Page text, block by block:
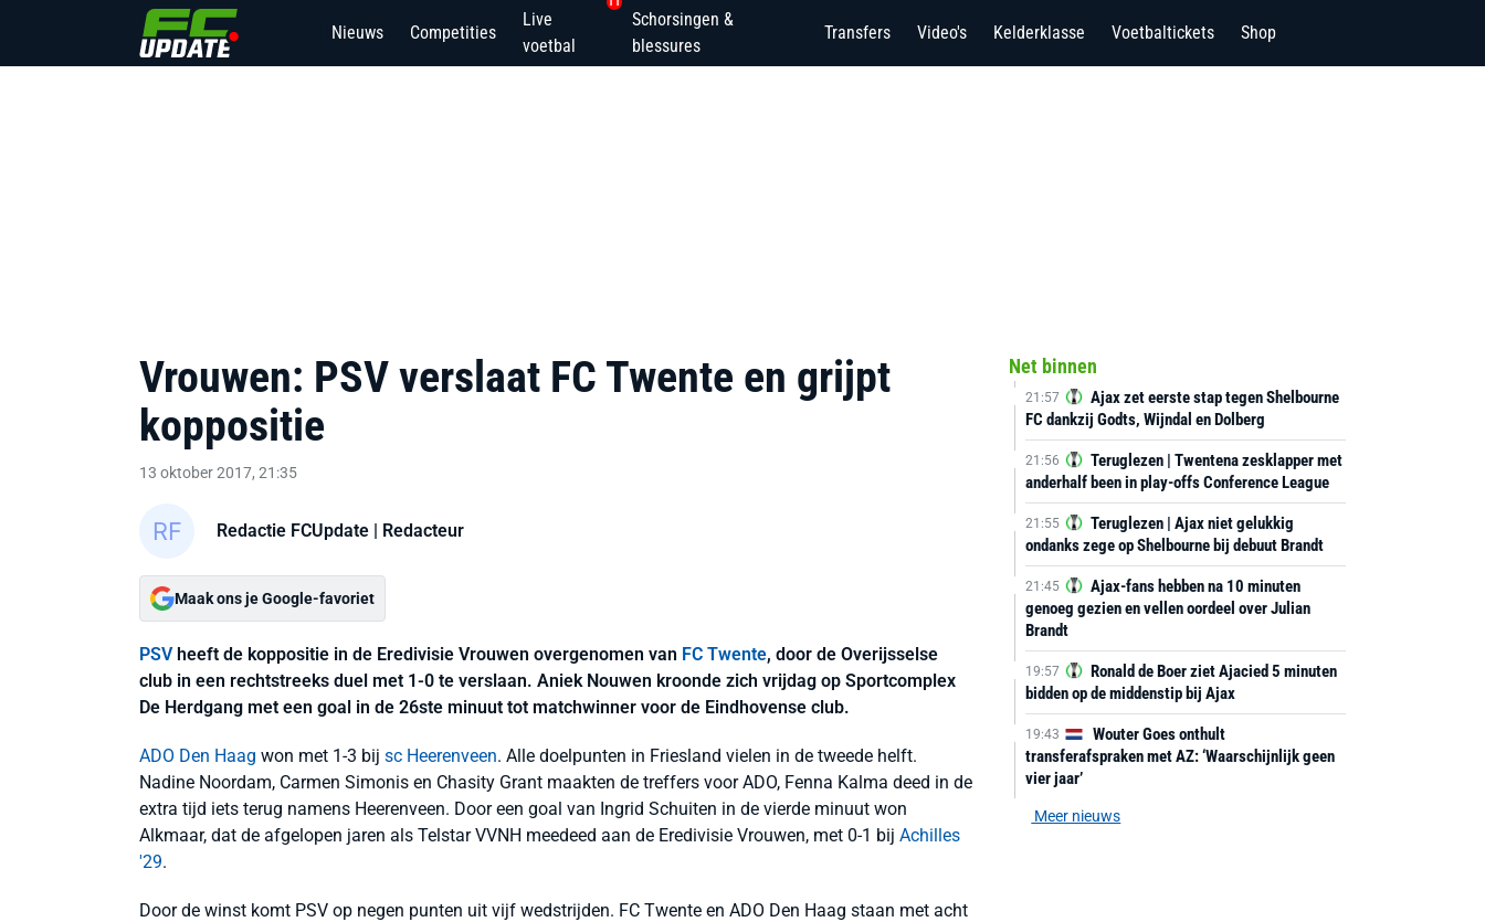
Nieuws Competities
Live
voetbal
Schorsingen &
blessures
Transfers Video's Kelderklasse Voetbaltickets Shop
Vrouwen: PSV verslaat FC Twente en grijpt
koppositie
13 oktober 2017, 21:35
Redactie FCUpdate | Redacteur
Maak ons je Google-favoriet
PSVheeft de koppositie in de Eredivisie Vrouwen overgenomen van FC Twente, door de Overijsselse
club in een rechtstreeks duel met 1-0 te verslaan. Aniek Nouwen kroonde zich vrijdag op Sportcomplex
De Herdgang met een goal in de 26ste minuut tot matchwinner voor de Eindhovense club.
ADO Den Haag won met 1-3 bij sc Heerenveen. Alle doelpunten in Friesland vielen in de tweede helft.
Nadine Noordam, Carmen Simonis en Chasity Grant maakten de treffers voor ADO, Fenna Kalma deed in de
extra tijd iets terug namens Heerenveen. Door een goal van Ingrid Schuiten in de vierde minuut won
Alkmaar, dat de afgelopen jaren als Telstar VVNH meedeed aan de Eredivisie Vrouwen, met 0-1 bij Achilles
'29.
Door de winst komt PSV op negen punten uit vijf wedstrijden. FC Twente en ADO Den Haag staan met acht
Net binnen
21:57
Ajax zet eerste stap tegen Shelbourne
FC dankzij Godts, Wijndal en Dolberg
21:56
Teruglezen | Twentena zesklapper met
anderhalf been in play-offs Conference League
21:55
Teruglezen | Ajax niet gelukkig
ondanks zege op Shelbourne bij debuut Brandt
21:45
Ajax-fans hebben na 10 minuten
genoeg gezien en vellen oordeel over Julian
Brandt
19:57
Ronald de Boer ziet Ajacied 5 minuten
bidden op de middenstip bij Ajax
19:43
Wouter Goes onthult
transferafspraken met AZ: ‘Waarschijnlijk geen
vier jaar’
Meer nieuws